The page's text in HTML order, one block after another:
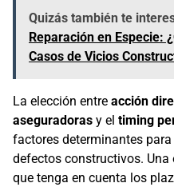
Quizás también te
Reparación en Especie:
Casos de Vicios
La elección entre acción
aseguradoras y el timing
factores determinantes
defectos constructivos.
que tenga en cuenta los